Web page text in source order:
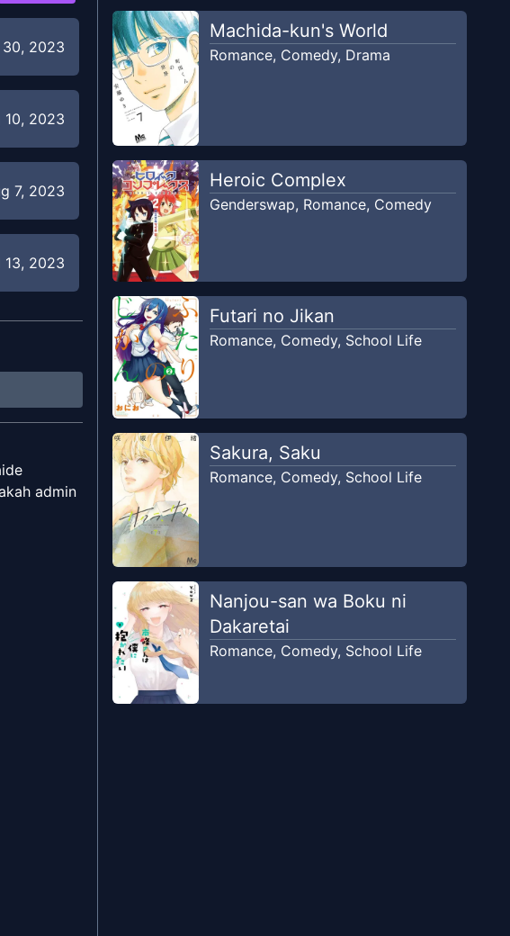
30, 2023
10, 2023
7, 2023
13, 2023
1, 2023
2023
admin
Machida-kun's World
Romance, Comedy, Drama
Heroic Complex
Genderswap, Romance, Comedy
Futari no Jikan
Romance, Comedy, School Life
Sakura, Saku
Romance, Comedy, School Life
Nanjou-san wa Boku ni
Dakaretai
Romance, Comedy, School Life